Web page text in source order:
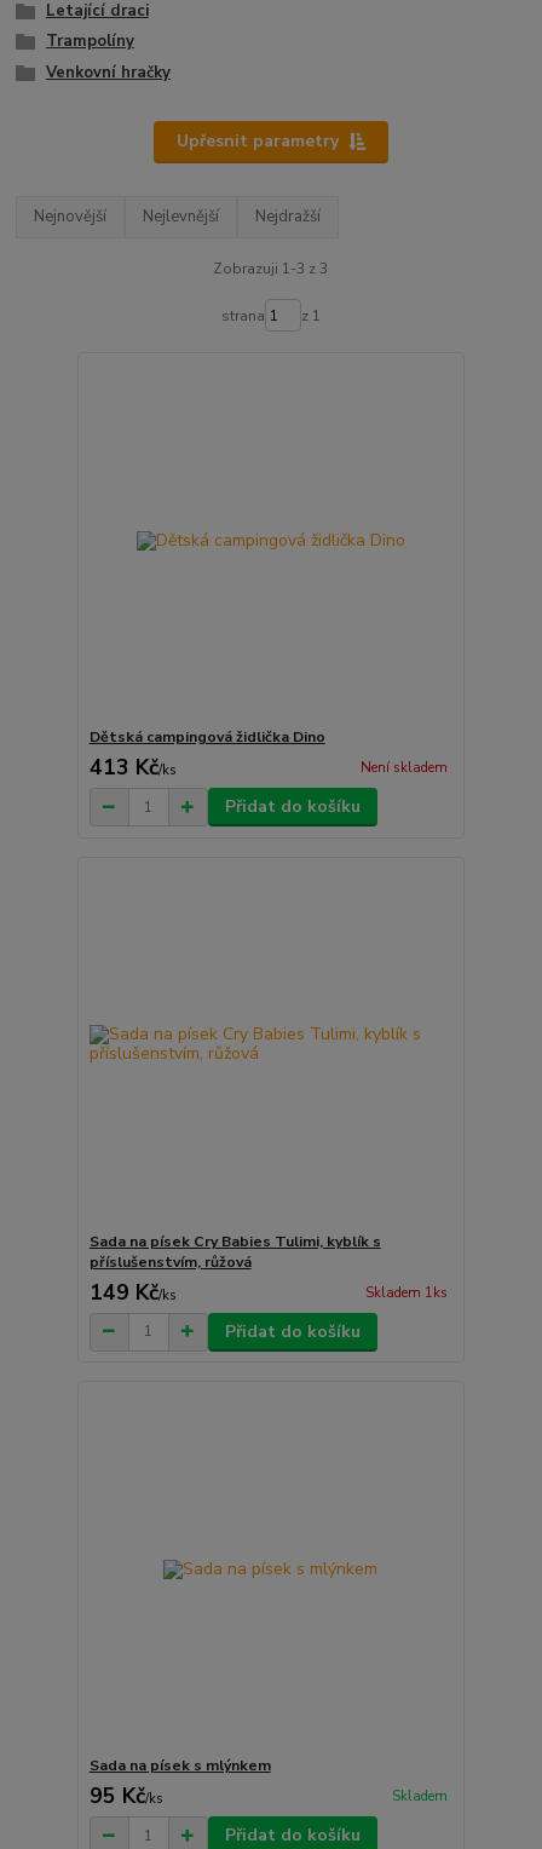
Letající draci
Trampolíny
Venkovní hračky
Upřesnit parametry
Nejnovější Nejlevnější Nejdražší
Zobrazuji 1-3 z 3
strana z 1
Dětská campingová židlička Dino
413 Kč/ks Není skladem
Přidat do košíku
Sada na písek Cry Babies Tulimi, kyblík s
příslušenstvím, růžová
149 Kč/ks Skladem 1ks
Přidat do košíku
Sada na písek s mlýnkem
95 Kč/ks Skladem
Přidat do košíku